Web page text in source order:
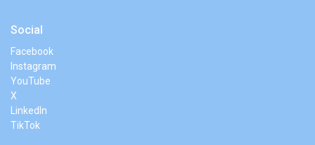
Social
Facebook
Instagram
YouTube
X
LinkedIn
TikTok